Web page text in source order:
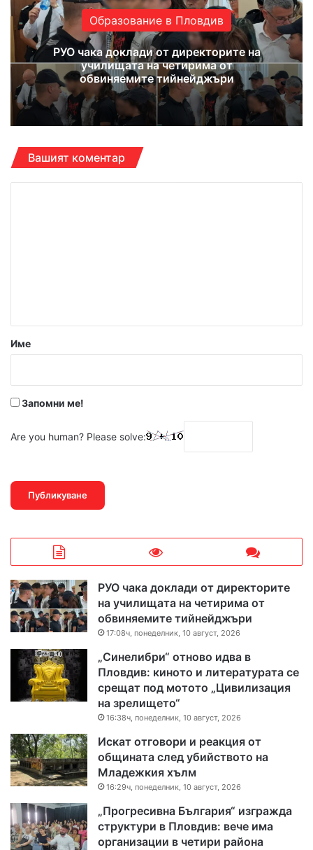
Образование в Пловдив
РУО чака доклади от директорите на
училищата на четирима от
обвиняемите тийнейджъри
Вашият коментар
р
Име
Запомни ме!
Are you human? Please solve:
РУО чака доклади от директорите
на училищата на четирима от
обвиняемите тийнейджъри
17:08ч, понеделник, 10 август, 2026
„Синелибри“ отново идва в
Пловдив: киното и литературата се
срещат под мотото „Цивилизация
на зрелището“
16:38ч, понеделник, 10 август, 2026
Искат отговори и реакция от
общината след убийството на
Младежкия хълм
16:29ч, понеделник, 10 август, 2026
„Прогресивна България“ изгражда
структури в Пловдив: вече има
организации в четири района